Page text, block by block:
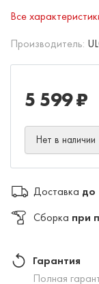
Все
Производитель:
5 599 ₽
Нет в наличии
Доставка до
Сборка при
Гарантия
Полная